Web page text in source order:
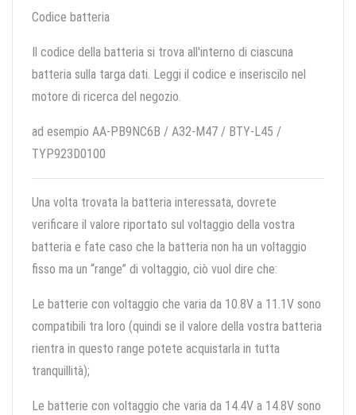
Codice batteria
Il codice della batteria si trova all'interno di ciascuna
batteria sulla targa dati. Leggi il codice e inseriscilo nel
motore di ricerca del negozio.
ad esempio AA-PB9NC6B / A32-M47 / BTY-L45 /
TYP923D0100
Una volta trovata la batteria interessata, dovrete
verificare il valore riportato sul voltaggio della vostra
batteria e fate caso che la batteria non ha un voltaggio
fisso ma un “range” di voltaggio, ciò vuol dire che:
Le batterie con voltaggio che varia da 10.8V a 11.1V sono
compatibili tra loro (quindi se il valore della vostra batteria
rientra in questo range potete acquistarla in tutta
tranquillità);
Le batterie con voltaggio che varia da 14.4V a 14.8V sono